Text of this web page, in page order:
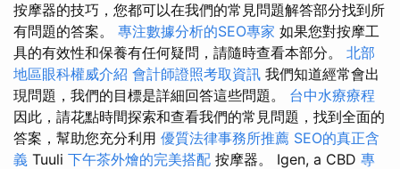
按摩器的技巧，您都可以在我們的常見問題解答部分找到所
有問題的答案。 專注數據分析的SEO專家 如果您對按摩工
具的有效性和保養有任何疑問，請隨時查看本部分。 北部
地區眼科權威介紹 會計師證照考取資訊 我們知道經常會出
現問題，我們的目標是詳細回答這些問題。 台中水療療程
因此，請花點時間探索和查看我們的常見問題，找到全面的
答案，幫助您充分利用 優質法律事務所推薦 SEO的真正含
義 Tuuli 下午茶外燴的完美搭配 按摩器。 Igen, a CBD 專